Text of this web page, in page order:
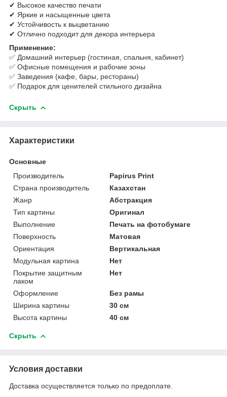
✔ Высокое качество печати
✔ Яркие и насыщенные цвета
✔ Устойчивость к выцветанию
✔ Отлично подходит для декора интерьера
Применение:
✅ Домашний интерьер (гостиная, спальня, кабинет)
✅ Офисные помещения и рабочие зоны
✅ Заведения (кафе, бары, рестораны)
✅ Подарок для ценителей стильного дизайна
Скрыть
Характеристики
Основные
Производитель
Papirus Print
Страна производитель
Казахстан
Жанр
Абстракция
Тип картины
Оригинал
Выполнение
Печать на фотобумаге
Поверхность
Матовая
Ориентация
Вертикальная
Модульная картина
Нет
Покрытие защитным
лаком
Нет
Оформление
Без рамы
Ширина картины
30 см
Высота картины
40 см
Скрыть
Условия доставки
Доставка осуществляется только по предоплате.